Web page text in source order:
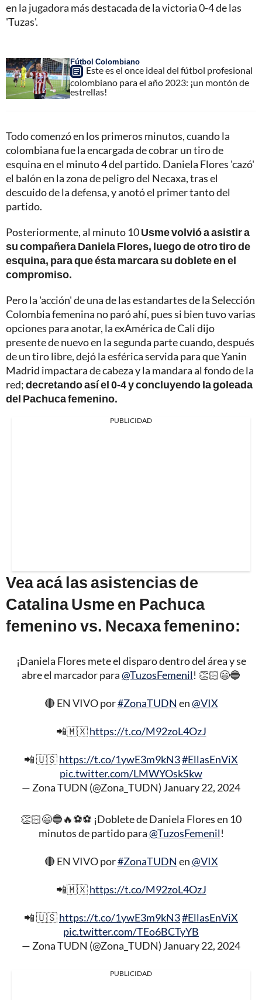
en la jugadora más destacada de la victoria 0-4 de las
'Tuzas'.
Fútbol Colombiano
Este es el once ideal del fútbol profesional
colombiano para el año 2023: ¡un montón de
estrellas!
Todo comenzó en los primeros minutos, cuando la
colombiana fue la encargada de cobrar un tiro de
esquina en el minuto 4 del partido. Daniela Flores 'cazó'
el balón en la zona de peligro del Necaxa, tras el
descuido de la defensa, y anotó el primer tanto del
partido.
Posteriormente, al minuto 10Usme volvió a asistir a
su compañera Daniela Flores, luego de otro tiro de
esquina, para que ésta marcara su doblete en el
compromiso.
Pero la 'acción' de una de las estandartes de la Selección
Colombia femenina no paró ahí, pues si bien tuvo varias
opciones para anotar, la exAmérica de Cali dijo
presente de nuevo en la segunda parte cuando, después
de un tiro libre, dejó la esférica servida para que Yanin
Madrid impactara de cabeza y la mandara al fondo de la
red;decretando así el 0-4 y concluyendo la goleada
del Pachuca femenino.
PUBLICIDAD
Vea acá las asistencias de
Catalina Usme en Pachuca
femenino vs. Necaxa femenino:
¡Daniela Flores mete el disparo dentro del área y se
abre el marcador para@TuzosFemenil! 👏🏻😄🔵
🔴 EN VIVO por#ZonaTUDN en@VIX
📲🇲🇽https://t.co/M92zoL4OzJ
📲 🇺🇸https://t.co/1ywE3m9kN3#EllasEnViX
pic.twitter.com/LMWYOskSkw
— Zona TUDN (@Zona_TUDN) January 22, 2024
👏🏻😄🔵🔥⚽️⚽️ ¡Doblete de Daniela Flores en 10
minutos de partido para@TuzosFemenil!
🔴 EN VIVO por#ZonaTUDN en@VIX
📲🇲🇽https://t.co/M92zoL4OzJ
📲 🇺🇸https://t.co/1ywE3m9kN3#EllasEnViX
pic.twitter.com/TEo6BCTyYB
— Zona TUDN (@Zona_TUDN) January 22, 2024
PUBLICIDAD